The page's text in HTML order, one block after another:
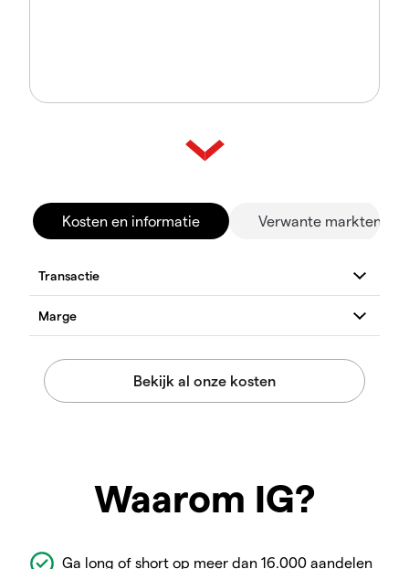
Kosten en informatie Verwante markten
Waarom IG?
Ga long of short op meer dan 16.000 aandelen